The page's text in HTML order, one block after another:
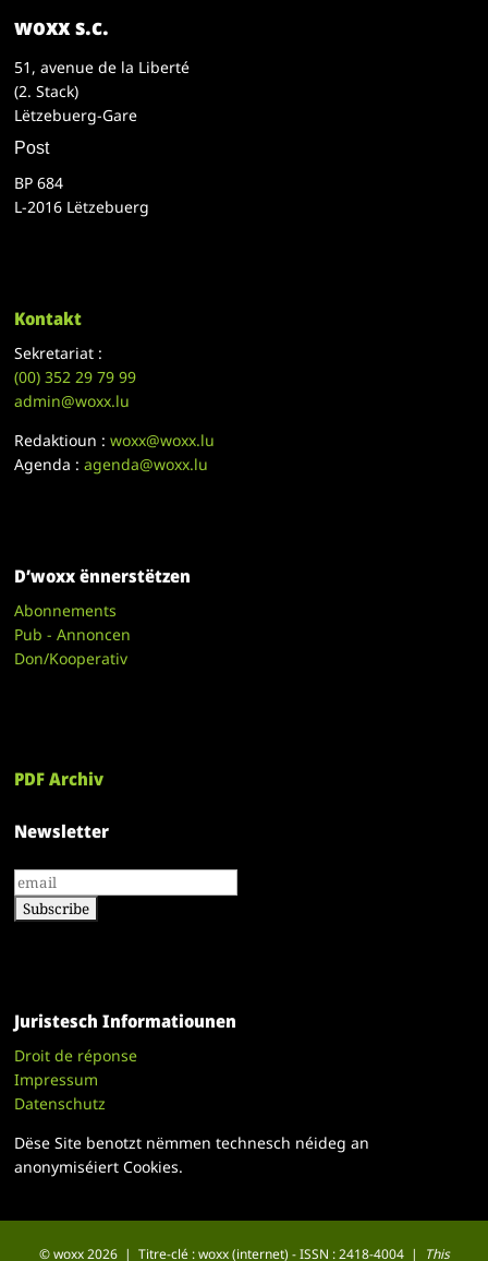
woxx s.c.
51, avenue de la Liberté
(2. Stack)
Lëtzebuerg-Gare
Post
BP 684
L-2016 Lëtzebuerg
Kontakt
Sekretariat :
(00)352 29 79 99
admin@woxx.lu
Redaktioun :woxx@woxx.lu
Agenda :agenda@woxx.lu
D’woxx ënnerstëtzen
Abonnements
Pub - Annoncen
Don/Kooperativ
PDF Archiv
Newsletter
Juristesch Informatiounen
Droit de réponse
Impressum
Datenschutz
Dëse Site benotzt nëmmen technesch néideg an
anonymiséiert Cookies.
© woxx 2026 | Titre-clé : woxx (internet) - ISSN : 2418-4004 | This